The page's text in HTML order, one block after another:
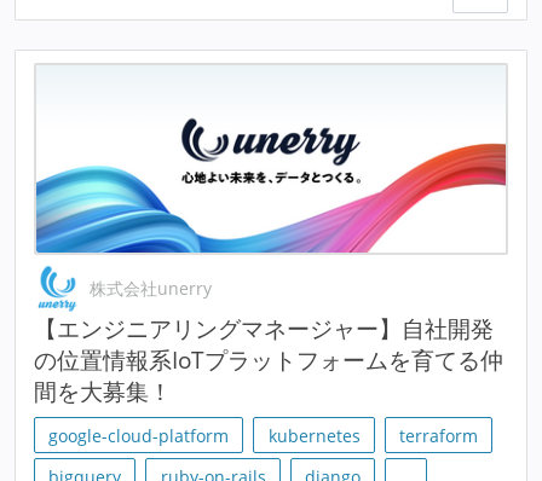
株式会社unerry
【エンジニアリングマネージャー】自社開発
の位置情報系IoTプラットフォームを育てる仲
間を大募集！
google-cloud-platform kubernetes
terraform